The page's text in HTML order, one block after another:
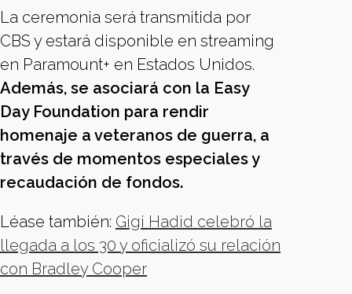
La ceremonia será transmitida por
CBS y estará disponible en streaming
en Paramount+ en Estados Unidos.
Además, se asociará con la Easy
Day Foundation para rendir
homenaje a veteranos de guerra, a
través de momentos especiales y
recaudación de fondos.
Léase también: Gigi Hadid celebró la
llegada a los 30 y oficializó su relación
con Bradley Cooper